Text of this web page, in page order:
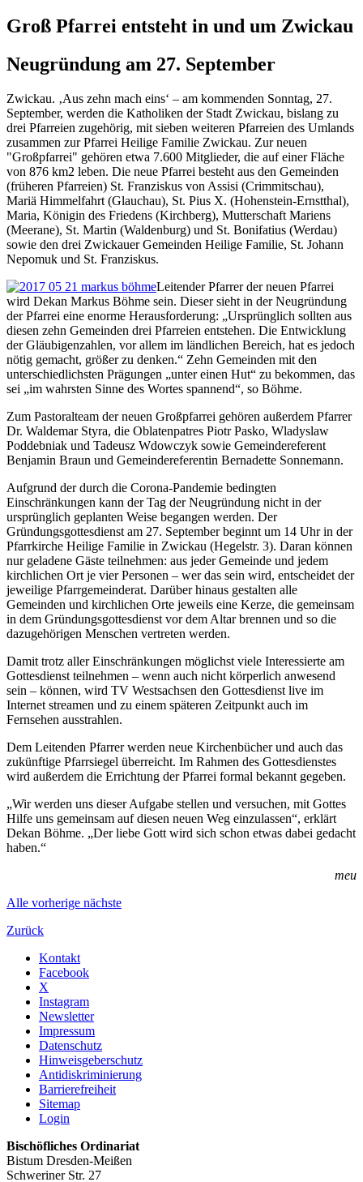
Groß Pfarrei entsteht in und um Zwickau
Neugründung am 27. September
Zwickau. ‚Aus zehn mach eins‘ – am kommenden Sonntag, 27.
September, werden die Katholiken der Stadt Zwickau, bislang zu
drei Pfarreien zugehörig, mit sieben weiteren Pfarreien des Umlands
zusammen zur Pfarrei Heilige Familie Zwickau. Zur neuen
"Großpfarrei" gehören etwa 7.600 Mitglieder, die auf einer Fläche
von 876 km2 leben. Die neue Pfarrei besteht aus den Gemeinden
(früheren Pfarreien) St. Franziskus von Assisi (Crimmitschau),
Mariä Himmelfahrt (Glauchau), St. Pius X. (Hohenstein-Ernstthal),
Maria, Königin des Friedens (Kirchberg), Mutterschaft Mariens
(Meerane), St. Martin (Waldenburg) und St. Bonifatius (Werdau)
sowie den drei Zwickauer Gemeinden Heilige Familie, St. Johann
Nepomuk und St. Franziskus.
Leitender Pfarrer der neuen Pfarrei
wird Dekan Markus Böhme sein. Dieser sieht in der Neugründung
der Pfarrei eine enorme Herausforderung: „Ursprünglich sollten aus
diesen zehn Gemeinden drei Pfarreien entstehen. Die Entwicklung
der Gläubigenzahlen, vor allem im ländlichen Bereich, hat es jedoch
nötig gemacht, größer zu denken.“ Zehn Gemeinden mit den
unterschiedlichsten Prägungen „unter einen Hut“ zu bekommen, das
sei „im wahrsten Sinne des Wortes spannend“, so Böhme.
Zum Pastoralteam der neuen Großpfarrei gehören außerdem Pfarrer
Dr. Waldemar Styra, die Oblatenpatres Piotr Pasko, Wladyslaw
Poddebniak und Tadeusz Wdowczyk sowie Gemeindereferent
Benjamin Braun und Gemeindereferentin Bernadette Sonnemann.
Aufgrund der durch die Corona-Pandemie bedingten
Einschränkungen kann der Tag der Neugründung nicht in der
ursprünglich geplanten Weise begangen werden. Der
Gründungsgottesdienst am 27. September beginnt um 14 Uhr in der
Pfarrkirche Heilige Familie in Zwickau (Hegelstr. 3). Daran können
nur geladene Gäste teilnehmen: aus jeder Gemeinde und jedem
kirchlichen Ort je vier Personen – wer das sein wird, entscheidet der
jeweilige Pfarrgemeinderat. Darüber hinaus gestalten alle
Gemeinden und kirchlichen Orte jeweils eine Kerze, die gemeinsam
in dem Gründungsgottesdienst vor dem Altar brennen und so die
dazugehörigen Menschen vertreten werden.
Damit trotz aller Einschränkungen möglichst viele Interessierte am
Gottesdienst teilnehmen – wenn auch nicht körperlich anwesend
sein – können, wird TV Westsachsen den Gottesdienst live im
Internet streamen und zu einem späteren Zeitpunkt auch im
Fernsehen ausstrahlen.
Dem Leitenden Pfarrer werden neue Kirchenbücher und auch das
zukünftige Pfarrsiegel überreicht. Im Rahmen des Gottesdienstes
wird außerdem die Errichtung der Pfarrei formal bekannt gegeben.
„Wir werden uns dieser Aufgabe stellen und versuchen, mit Gottes
Hilfe uns gemeinsam auf diesen neuen Weg einzulassen“, erklärt
Dekan Böhme. „Der liebe Gott wird sich schon etwas dabei gedacht
haben.“
meu
Alle vorherige nächste
Zurück
Kontakt
Facebook
X
Instagram
Newsletter
Impressum
Datenschutz
Hinweisgeberschutz
Antidiskriminierung
Barrierefreiheit
Sitemap
Login
Bischöfliches Ordinariat
Bistum Dresden-Meißen
Schweriner Str. 27